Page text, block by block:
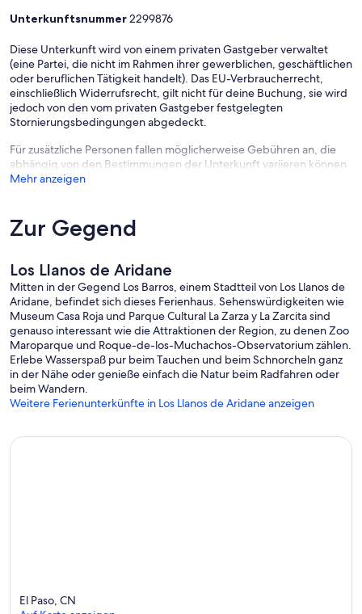
Unterkunftsnummer2299876
Diese Unterkunft wird von einem privaten Gastgeber verwaltet
(eine Partei, die nicht im Rahmen ihrer gewerblichen, geschäftlichen
oder beruflichen Tätigkeit handelt). Das EU-Verbraucherrecht,
einschließlich Widerrufsrecht, gilt nicht für deine Buchung, sie wird
jedoch von den vom privaten Gastgeber festgelegten
Stornierungsbedingungen abgedeckt.
Für zusätzliche Personen fallen möglicherweise Gebühren an, die
abhängig von den Bestimmungen der Unterkunft variieren können.
Mehr anzeigen
Zur Gegend
Los Llanos de Aridane
Mitten in der Gegend Los Barros, einem Stadtteil von Los Llanos de
Aridane, befindet sich dieses Ferienhaus. Sehenswürdigkeiten wie
Museum Casa Roja und Parque Cultural La Zarza y La Zarcita sind
genauso interessant wie die Attraktionen der Region, zu denen Zoo
Maroparque und Roque-de-los-Muchachos-Observatorium zählen.
Erlebe Wasserspaß pur beim Tauchen und beim Schnorcheln ganz
in der Nähe oder genieße einfach die Natur beim Radfahren oder
beim Wandern.
Weitere Ferienunterkünfte in Los Llanos de Aridane anzeigen
El Paso, CN